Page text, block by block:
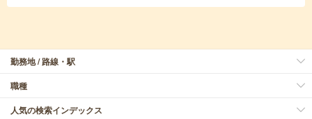
勤務地 / 路線・駅
職種
人気の検索インデックス